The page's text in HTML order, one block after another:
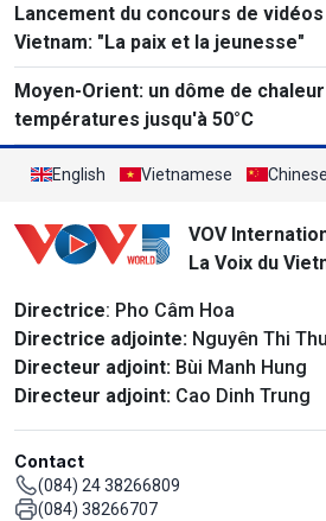
Lancement du concours de
Vietnam: "La paix et la jeunesse"
Moyen-Orient: un dôme de
températures jusqu'à 50°C
English Vietnamese Chinese
VOV
La Voix du
Directrice: Pho Câm Hoa
Directrice adjointe: Nguyên Thi
Directeur adjoint: Bùi Manh Hung
Directeur adjoint: Cao Dinh Trung
Contact
(084) 24 38266809
(084) 38266707